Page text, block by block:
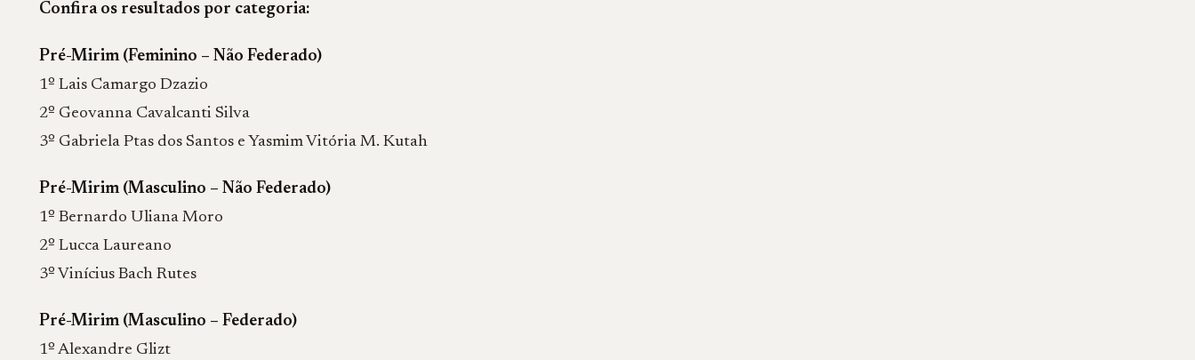
Confira os resultados por categoria:
Pré-Mirim (Feminino – Não Federado)
1º Lais Camargo Dzazio
2º Geovanna Cavalcanti Silva
3º Gabriela Ptas dos Santos e Yasmim Vitória M. Kutah
Pré-Mirim (Masculino – Não Federado)
1º Bernardo Uliana Moro
2º Lucca Laureano
3º Vinícius Bach Rutes
Pré-Mirim (Masculino – Federado)
1º Alexandre Glizt